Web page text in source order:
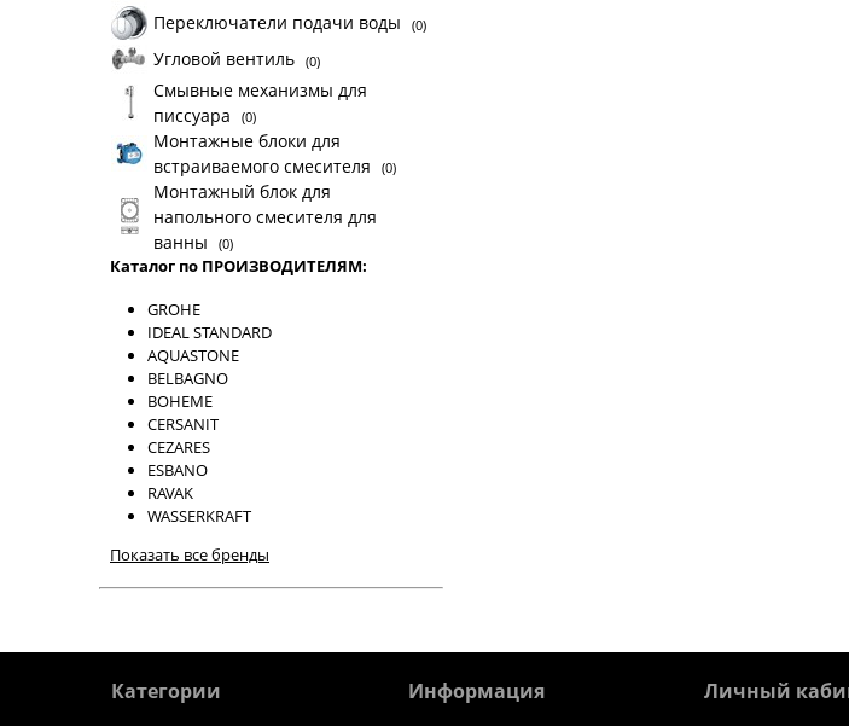
Переключатели подачи воды (0)
Угловой вентиль (0)
Смывные механизмы для
писсуара
(0)
Монтажные блоки для
встраиваемого смесителя
(0)
Монтажный блок для
напольного смесителя для
ванны
(0)
Каталог по ПРОИЗВОДИТЕЛЯМ:
GROHE
IDEAL STANDARD
AQUASTONE
BELBAGNO
BOHEME
CERSANIT
CEZARES
ESBANO
RAVAK
WASSERKRAFT
Показать все бренды
Категории Информация Личный